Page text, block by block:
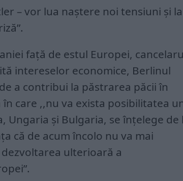
– vor lua naştere noi tensiuni şi la
faţă de estul Europei,
intereselor economice, Berlinul
a contribui la păstrarea păcii în
care ,,nu va exista posibilitatea
Ungaria şi Bulgaria, se înţelege de
că de acum încolo nu va mai
ulterioară a